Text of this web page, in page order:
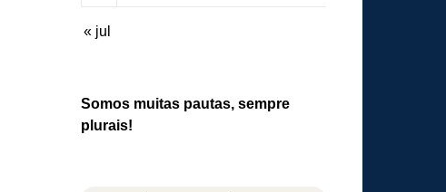
« jul
Somos muitas pautas, sempre
plurais!